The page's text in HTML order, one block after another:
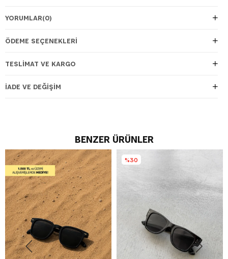
YORUMLAR(0)
ÖDEME SEÇENEKLERI
TESLIMAT VE KARGO
İADE VE DEĞIŞIM
BENZER ÜRÜNLER
%30